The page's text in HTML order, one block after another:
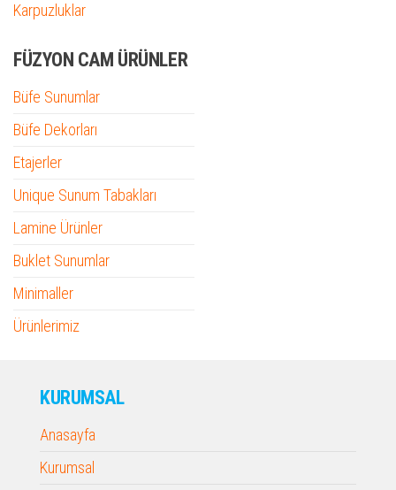
Karpuzluklar
FÜZYON CAM ÜRÜNLER
Büfe Sunumlar
Büfe Dekorları
Etajerler
Unique Sunum Tabakları
Lamine Ürünler
Buklet Sunumlar
Minimaller
Ürünlerimiz
KURUMSAL
Anasayfa
Kurumsal